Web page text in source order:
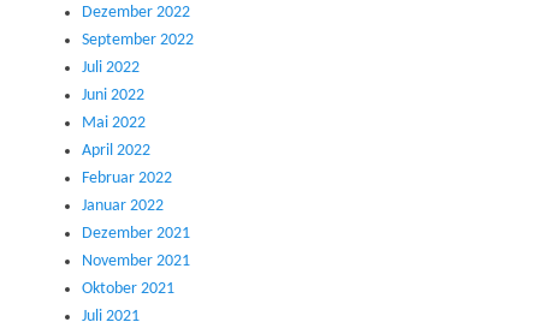
Dezember 2022
September 2022
Juli 2022
Juni 2022
Mai 2022
April 2022
Februar 2022
Januar 2022
Dezember 2021
November 2021
Oktober 2021
Juli 2021